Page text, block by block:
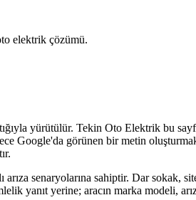
elektrik çözümü.
yürütülür. Tekin Oto Elektrik bu
Google'da görünen bir metin
senaryolarına sahiptir. Dar sokak,
yanıt yerine; aracın marka modeli,